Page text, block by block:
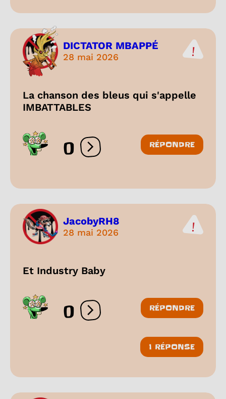
DICTATOR MBAPPÉ
28 mai 2026
La chanson des bleus qui s'appelle
IMBATTABLES
0 Ouvrir les réactions
RÉPONDRE
JacobyRH8
28 mai 2026
Et Industry Baby
0 Ouvrir les réactions
RÉPONDRE
1 RÉPONSE